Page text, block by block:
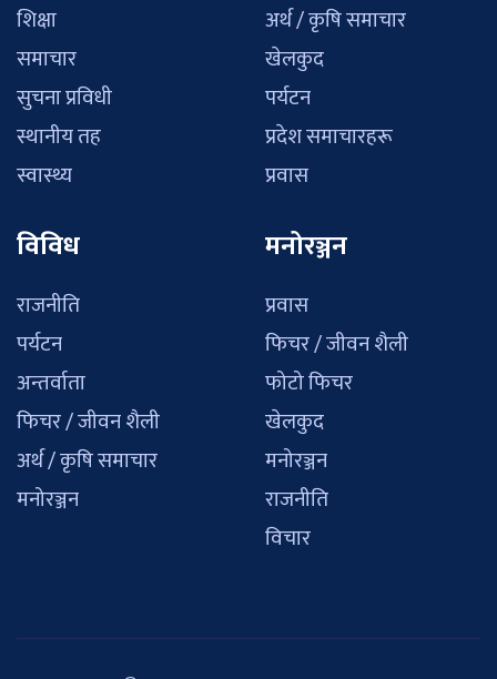
शिक्षा
समाचार
सुचना प्रविधी
स्थानीय तह
स्वास्थ्य
अर्थ / कृषि समाचार
खेलकुद
पर्यटन
प्रदेश समाचारहरू
प्रवास
विविध
राजनीति
पर्यटन
अन्तर्वाता
फिचर / जीवन शैली
अर्थ / कृषि समाचार
मनोरञ्जन
मनोरञ्जन
प्रवास
फिचर / जीवन शैली
फोटो फिचर
खेलकुद
मनोरञ्जन
राजनीति
विचार